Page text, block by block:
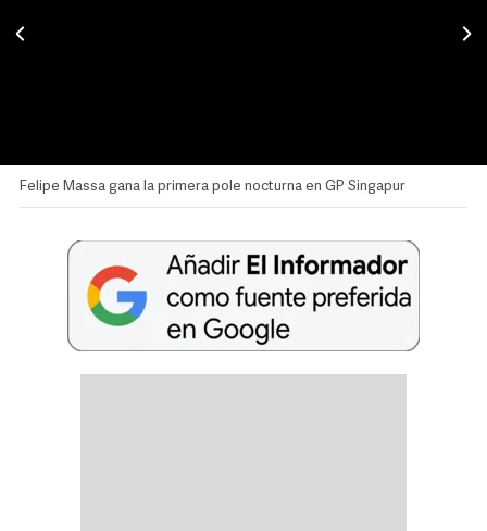
Felipe Massa gana la primera pole nocturna en GP Singapur